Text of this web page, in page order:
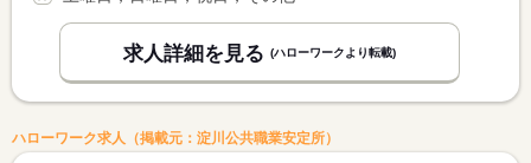
求人詳細を見る (ハローワークより転載)
ハローワーク求人（掲載元：淀川公共職業安定所）